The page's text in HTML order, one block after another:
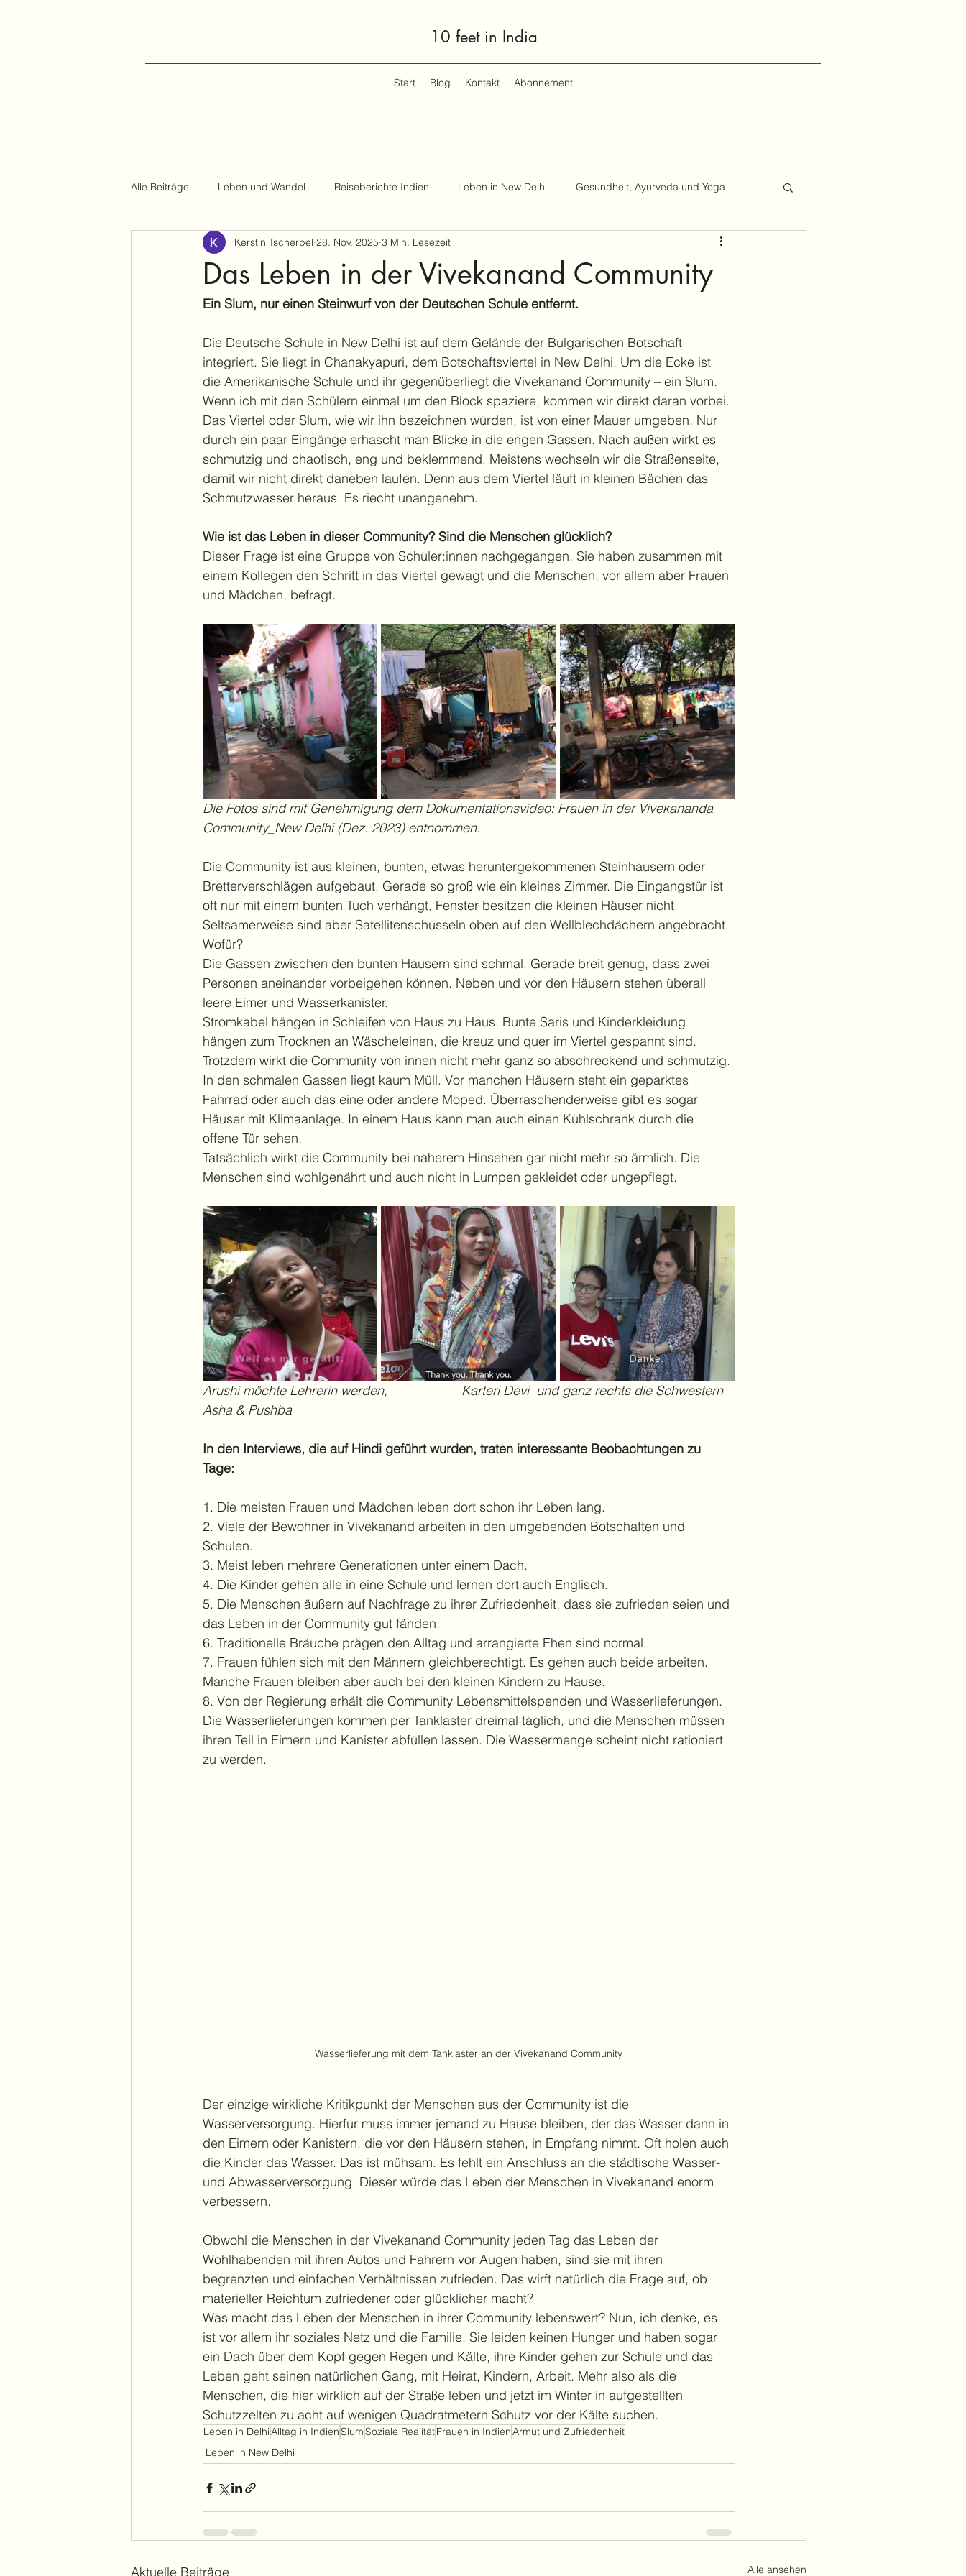
10 feet in India
Start Blog Kontakt Abonnement
Alle Beiträge Leben und Wandel Reiseberichte Indien Leben in New Delhi Gesundheit, Ayurveda und Yoga
Reiseberichte
Das Leben in der Vivekanand Community
Kerstin Tscherpel 28. Nov. 2025 3 Min. Lesezeit
Ein Slum, nur einen Steinwurf von der Deutschen Schule entfernt.
Die Deutsche Schule in New Delhi ist auf dem Gelände der Bulgarischen Botschaft
integriert. Sie liegt in Chanakyapuri, dem Botschaftsviertel in New Delhi. Um die Ecke ist
die Amerikanische Schule und ihr gegenüberliegt die Vivekanand Community – ein Slum.
Wenn ich mit den Schülern einmal um den Block spaziere, kommen wir direkt daran vorbei.
Das Viertel oder Slum, wie wir ihn bezeichnen würden, ist von einer Mauer umgeben. Nur
durch ein paar Eingänge erhascht man Blicke in die engen Gassen. Nach außen wirkt es
schmutzig und chaotisch, eng und beklemmend. Meistens wechseln wir die Straßenseite,
damit wir nicht direkt daneben laufen. Denn aus dem Viertel läuft in kleinen Bächen das
Schmutzwasser heraus. Es riecht unangenehm.
Wie ist das Leben in dieser Community? Sind die Menschen glücklich?
Dieser Frage ist eine Gruppe von Schüler:innen nachgegangen. Sie haben zusammen mit
einem Kollegen den Schritt in das Viertel gewagt und die Menschen, vor allem aber Frauen
und Mädchen, befragt.
Die Fotos sind mit Genehmigung dem Dokumentationsvideo: Frauen in der Vivekananda
Community_New Delhi (Dez. 2023) entnommen.
Die Community ist aus kleinen, bunten, etwas heruntergekommenen Steinhäusern oder
Bretterverschlägen aufgebaut. Gerade so groß wie ein kleines Zimmer. Die Eingangstür ist
oft nur mit einem bunten Tuch verhängt, Fenster besitzen die kleinen Häuser nicht.
Seltsamerweise sind aber Satellitenschüsseln oben auf den Wellblechdächern angebracht.
Wofür?
Die Gassen zwischen den bunten Häusern sind schmal. Gerade breit genug, dass zwei
Personen aneinander vorbeigehen können. Neben und vor den Häusern stehen überall
leere Eimer und Wasserkanister.
Stromkabel hängen in Schleifen von Haus zu Haus. Bunte Saris und Kinderkleidung
hängen zum Trocknen an Wäscheleinen, die kreuz und quer im Viertel gespannt sind.
Trotzdem wirkt die Community von innen nicht mehr ganz so abschreckend und schmutzig.
In den schmalen Gassen liegt kaum Müll. Vor manchen Häusern steht ein geparktes
Fahrrad oder auch das eine oder andere Moped. Überraschenderweise gibt es sogar
Häuser mit Klimaanlage. In einem Haus kann man auch einen Kühlschrank durch die
offene Tür sehen.
Tatsächlich wirkt die Community bei näherem Hinsehen gar nicht mehr so ärmlich. Die
Menschen sind wohlgenährt und auch nicht in Lumpen gekleidet oder ungepflegt.
Arushi möchte Lehrerin werden,
Karteri Devi  und ganz rechts die Schwestern
Asha & Pushba
In den Interviews, die auf Hindi geführt wurden, traten interessante Beobachtungen zu
Tage:
1. Die meisten Frauen und Mädchen leben dort schon ihr Leben lang.
2. Viele der Bewohner in Vivekanand arbeiten in den umgebenden Botschaften und
Schulen.
3. Meist leben mehrere Generationen unter einem Dach.
4. Die Kinder gehen alle in eine Schule und lernen dort auch Englisch.
5. Die Menschen äußern auf Nachfrage zu ihrer Zufriedenheit, dass sie zufrieden seien und
das Leben in der Community gut fänden.
6. Traditionelle Bräuche prägen den Alltag und arrangierte Ehen sind normal.
7. Frauen fühlen sich mit den Männern gleichberechtigt. Es gehen auch beide arbeiten.
Manche Frauen bleiben aber auch bei den kleinen Kindern zu Hause.
8. Von der Regierung erhält die Community Lebensmittelspenden und Wasserlieferungen.
Die Wasserlieferungen kommen per Tanklaster dreimal täglich, und die Menschen müssen
ihren Teil in Eimern und Kanister abfüllen lassen. Die Wassermenge scheint nicht rationiert
zu werden.
Wasserlieferung mit dem Tanklaster an der Vivekanand Community
Der einzige wirkliche Kritikpunkt der Menschen aus der Community ist die
Wasserversorgung. Hierfür muss immer jemand zu Hause bleiben, der das Wasser dann in
den Eimern oder Kanistern, die vor den Häusern stehen, in Empfang nimmt. Oft holen auch
die Kinder das Wasser. Das ist mühsam. Es fehlt ein Anschluss an die städtische Wasser-
und Abwasserversorgung. Dieser würde das Leben der Menschen in Vivekanand enorm
verbessern.
Obwohl die Menschen in der Vivekanand Community jeden Tag das Leben der
Wohlhabenden mit ihren Autos und Fahrern vor Augen haben, sind sie mit ihren
begrenzten und einfachen Verhältnissen zufrieden. Das wirft natürlich die Frage auf, ob
materieller Reichtum zufriedener oder glücklicher macht?
Was macht das Leben der Menschen in ihrer Community lebenswert? Nun, ich denke, es
ist vor allem ihr soziales Netz und die Familie. Sie leiden keinen Hunger und haben sogar
ein Dach über dem Kopf gegen Regen und Kälte, ihre Kinder gehen zur Schule und das
Leben geht seinen natürlichen Gang, mit Heirat, Kindern, Arbeit. Mehr also als die
Menschen, die hier wirklich auf der Straße leben und jetzt im Winter in aufgestellten
Schutzzelten zu acht auf wenigen Quadratmetern Schutz vor der Kälte suchen.
Leben in DelhiAlltag in IndienSlumSoziale RealitätFrauen in IndienArmut und Zufriedenheit
Leben in New Delhi
Aktuelle Beiträge Alle ansehen